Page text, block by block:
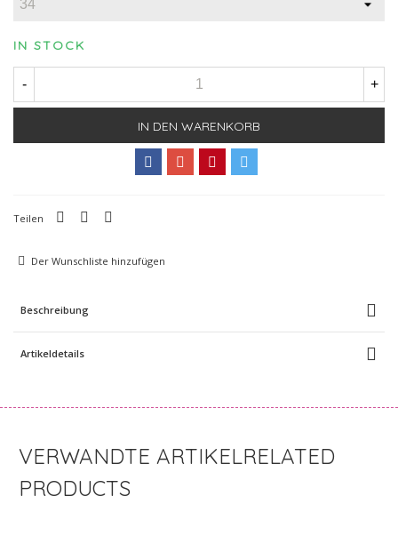
IN STOCK
- +
IN DEN WARENKORB
Teilen
Der Wunschliste hinzufügen
Beschreibung
Artikeldetails
RELATED
PRODUCTS